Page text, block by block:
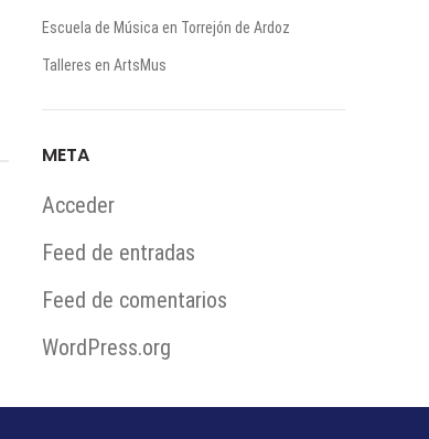
Escuela de Música en Torrejón de Ardoz
Talleres en ArtsMus
META
Acceder
Feed de entradas
Feed de comentarios
WordPress.org